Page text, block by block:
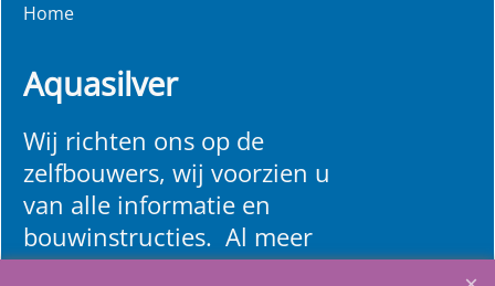
Home
Aquasilver
Wij richten ons op de
zelfbouwers, wij voorzien u
van alle informatie en
bouwinstructies. Al meer
dan 22 jaar het vertrouwd